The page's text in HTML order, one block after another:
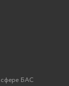
сфере БАС